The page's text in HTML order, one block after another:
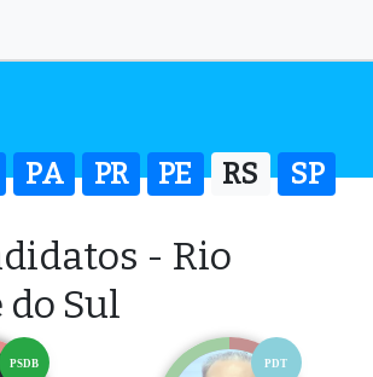
PA PR PE RS SP
- Rio
Sul
PSDB PDT